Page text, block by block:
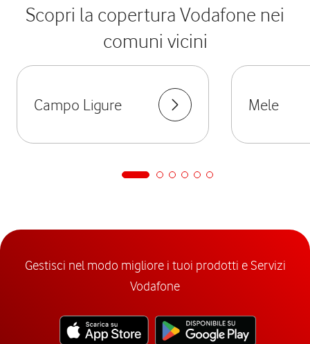
Scopri la copertura Vodafone nei
comuni vicini
Campo Ligure Mele
Gestisci nel modo migliore i tuoi prodotti e Servizi
Vodafone